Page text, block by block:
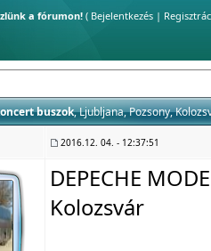
a fórumon!( Bejelentkezés|
buszok, Ljubljana, Pozsony,
2016.12. 04. - 12:37:51
DEPECHE
Kolozsvár